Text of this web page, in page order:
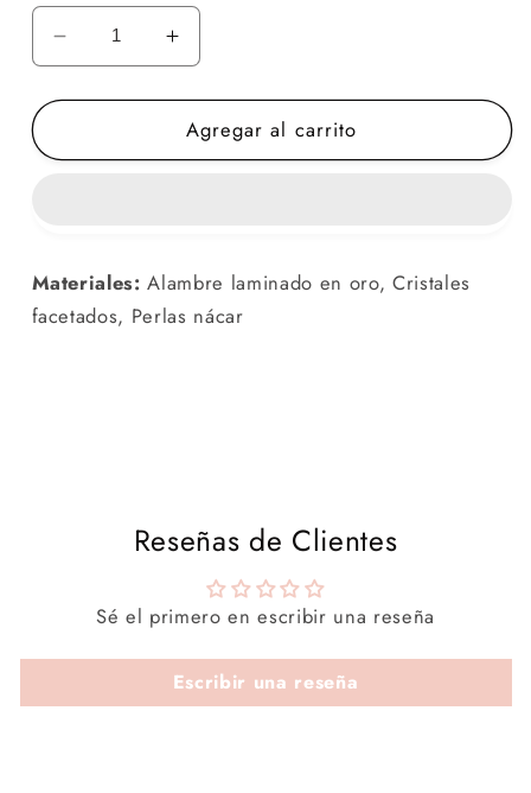
Reducir
cantidad
para
Aumentar
cantidad
para
LEONOR
Agregar al carrito
Materiales:Alambre laminado en oro, Cristales
facetados, Perlas nácar
Reseñas de Clientes
Sé el primero en escribir una reseña
Escribir una reseña